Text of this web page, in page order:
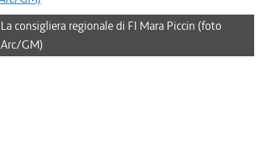
La consigliera regionale di FI Mara Piccin (foto
Arc/GM)